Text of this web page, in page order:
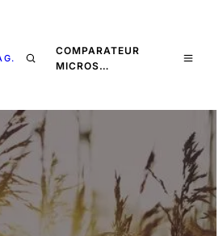
COMPARATEUR
MICROS…